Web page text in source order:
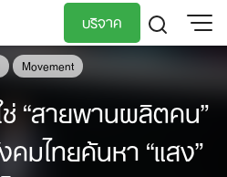
บริจาค
Movement
“สายพานผลิตคน”
มไทยค้นหา “แสง”